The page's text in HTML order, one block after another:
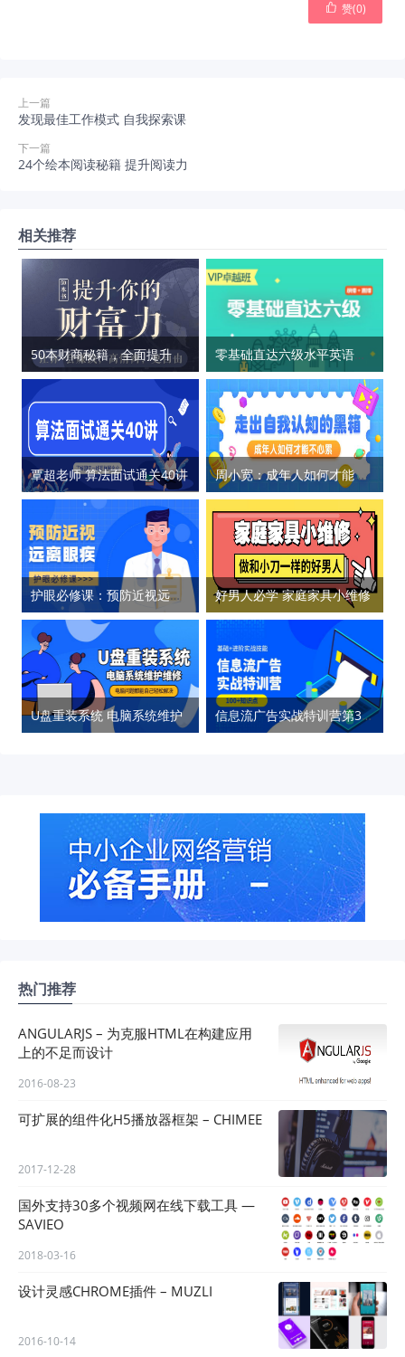
 赞(0)
上一篇
发现最佳工作模式 自我探索课
下一篇
24个绘本阅读秘籍 提升阅读力
相关推荐
50本财商秘籍，全面提升你的财富力 零基础直达六级水平英语学习
覃超老师 算法面试通关40讲 周小宽：成年人如何才能不心累
护眼必修课：预防近视远离眼疾 好男人必学 家庭家具小维修
U盘重装系统 电脑系统维护 信息流广告实战特训营第37期
热门推荐
ANGULARJS – 为克服HTML在构建应用
上的不足而设计
2016-08-23
可扩展的组件化H5播放器框架 – CHIMEE
2017-12-28
国外支持30多个视频网在线下载工具 —
SAVIEO
2018-03-16
设计灵感CHROME插件 – MUZLI
2016-10-14